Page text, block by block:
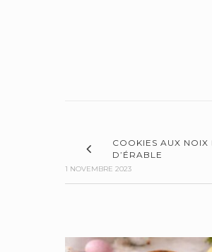
COOKIES AUX NOIX
D’ÉRABLE
1 NOVEMBRE 2023